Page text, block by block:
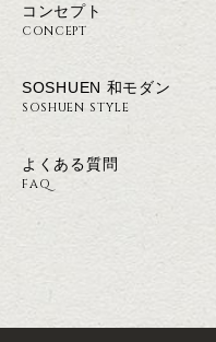
コンセプト
CONCEPT
SOSHUEN 和モダン
SOSHUEN STYLE
よくある質問
FAQ